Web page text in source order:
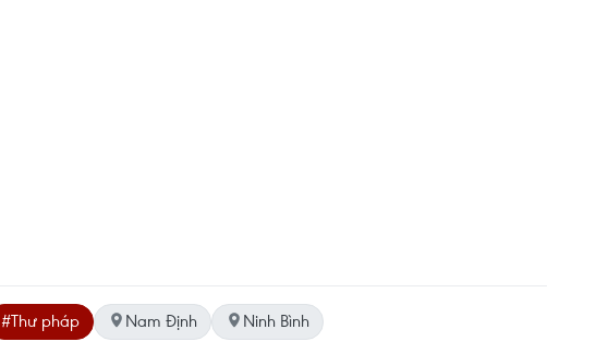
#Thư pháp Nam Định Ninh Bình